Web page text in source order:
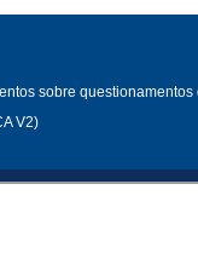
sobre questionamentos
V2)